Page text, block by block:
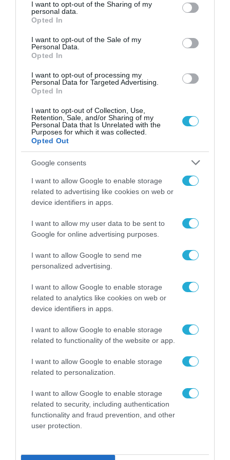
not limited to your visit or usage behaviour. You may click to
grant or deny consent to Google and its third-party tags to
use your data for below specified purposes in below Google
consent section.
I want to opt-out of the Sharing of my
personal data.
Opted In
I want to opt-out of the Sale of my
Personal Data.
Opted In
I want to opt-out of processing my
Personal Data for Targeted Advertising.
Opted In
I want to opt-out of Collection, Use,
Retention, Sale, and/or Sharing of my
Personal Data that Is Unrelated with the
Purposes for which it was collected.
Opted Out
Google consents
I want to allow Google to enable storage
related to advertising like cookies on web or
device identifiers in apps.
I want to allow my user data to be sent to
Google for online advertising purposes.
I want to allow Google to send me
personalized advertising.
I want to allow Google to enable storage
related to analytics like cookies on web or
device identifiers in apps.
I want to allow Google to enable storage
related to functionality of the website or app.
I want to allow Google to enable storage
related to personalization.
I want to allow Google to enable storage
related to security, including authentication
functionality and fraud prevention, and other
user protection.
Η Office Line ολοκλήρωσε έργο
cloud migration στο Microsoft
Azure για την INTRALOT
27.04.2022
ΤΕΧΝΟΛΟΓΙΕΣ
Πλατφόρμα υπηρεσιών software
από τη SingularLogic.
επιχείρηση και δημόσιο φορέα